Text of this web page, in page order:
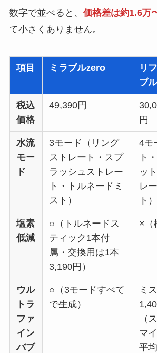
数字で並べると、 価格差は約1.6万
て小さくありません。
項目 ミラブルzero
リ
ブ
税込
価格
49,390円
円
水流
モー
ド
3モード（リング
ストレート・スプ
ラッシュストレー
ト・トルネードミ
スト）
4モ
ト
ッ
レ
ト）
塩素
低減
○（トルネードス
ティック1本付
属・交換用は1本
3,190円）
×（
ウル
トラ
ファ
イン
バブ
○（3モードすべて
で生成）
ミ
（
マ
平